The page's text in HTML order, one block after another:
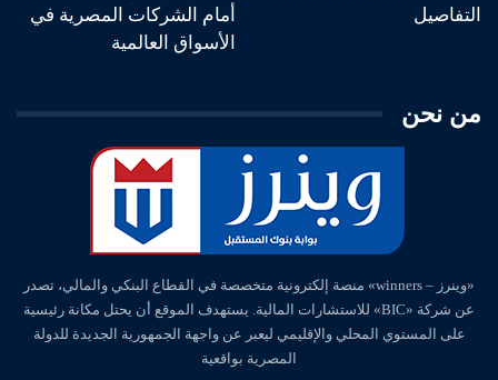
التفاصيل
أمام الشركات المصرية في
الأسواق العالمية
من نحن
«وينرز – winners» منصة إلكترونية متخصصة في القطاع البنكي والمالي، تصدر
عن شركة «BIC» للاستشارات المالية. يستهدف الموقع أن يحتل مكانة رئيسية
على المستوي المحلي والإقليمي ليعبر عن واجهة الجمهورية الجديدة للدولة
المصرية بواقعية